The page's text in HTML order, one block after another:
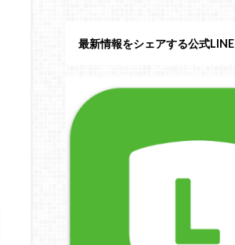
最新情報をシェアする公式LINE